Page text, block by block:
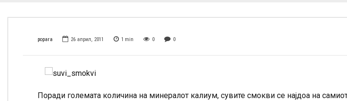
popara 26 април, 2011 1 min 0 0
Поради големата количина на минералот калиум, сувите смокви се најдоа на